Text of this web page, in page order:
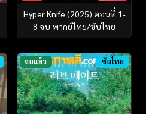
Hyper Knife (2025) ตอนที่ 1-
8 จบ พากย์ไทย/ซับไทย
จบแล้ว ซับไทย